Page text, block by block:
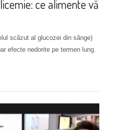
ce alimente vă
scăzut al glucozei din sânge)
efecte nedorite pe termen lung.